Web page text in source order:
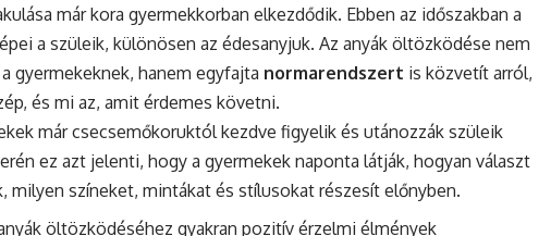
már kora gyermekkorban elkezdődik. Ebben az időszakban a
a szüleik, különösen az édesanyjuk. Az anyák öltözködése nem
gyermekeknek, hanem egyfajta normarendszert is közvetít arról,
és mi az, amit érdemes követni.
már csecsemőkoruktól kezdve figyelik és utánozzák szüleik
ez azt jelenti, hogy a gyermekek naponta látják, hogyan választ
milyen színeket, mintákat és stílusokat részesít előnyben.
öltözködéséhez gyakran pozitív érzelmi élmények